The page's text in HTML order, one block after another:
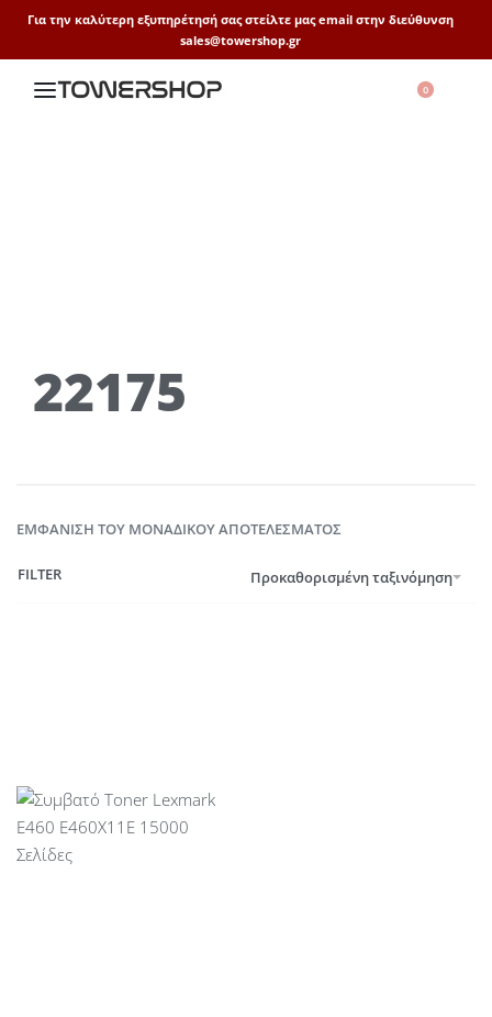
Για την καλύτερη εξυπηρέτησή σας στείλτε μας email στην διεύθυνση
sales@towershop.gr
0
22175
ΕΜΦΆΝΙΣΗ ΤΟΥ ΜΟΝΑΔΙΚΟΎ ΑΠΟΤΕΛΈΣΜΑΤΟΣ
Προκαθορισμένη ταξινόμηση
FILTER